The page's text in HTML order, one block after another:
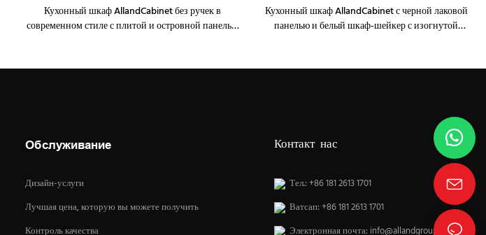
Кухонный шкаф AllandCabinet без ручек в
современном стиле с плитой и островной панелью
Кухонный шкаф AllandCabinet с черной лаковой
панелью и белый шкаф-шейкер с изогнутой
Обслуживание
Дизайн-услуги
Лучшая цена, которую вы можете получить
Контроль качества
Контакт нас
Тел.: +86 181 2613 1701
Ватсап: +86 181 2613 1701
Электронная почта: info@allandgroup.com